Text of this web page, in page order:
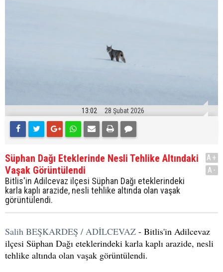
13:02 28 Şubat 2026
Süphan Dağı Eteklerinde Nesli Tehlike Altındaki
Vaşak Görüntülendi
Bitlis'in Adilcevaz ilçesi Süphan Dağı eteklerindeki
karla kaplı arazide, nesli tehlike altında olan vaşak
görüntülendi.
A+
A-
Salih BEŞKARDEŞ / ADİLCEVAZ - Bitlis'in Adilcevaz
ilçesi Süphan Dağı eteklerindeki karla kaplı arazide, nesli
tehlike altında olan vaşak görüntülendi.